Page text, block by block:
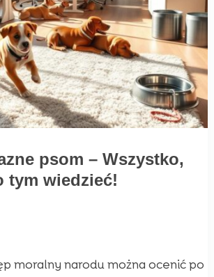
psom – Wszystko,
tym wiedzieć!
moralny narodu można ocenić po